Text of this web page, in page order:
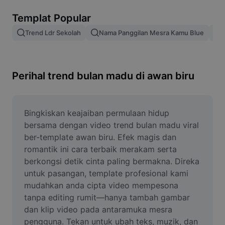
Gabungan imej
Ubah Saiz Imej
Penjana Meme
AI Text Remover
AI People Remover
AI Inpainting
Face Cutout
Templat Popular
Trend Ldr Sekolah Nama Panggilan Mesra Kamu Blue
Perihal trend bulan madu di awan biru
Bingkiskan keajaiban permulaan hidup
bersama dengan video trend bulan madu viral
ber-template awan biru. Efek magis dan
romantik ini cara terbaik merakam serta
berkongsi detik cinta paling bermakna. Direka
untuk pasangan, template profesional kami
mudahkan anda cipta video mempesona
tanpa editing rumit—hanya tambah gambar
dan klip video pada antaramuka mesra
pengguna. Tekan untuk ubah teks, muzik, dan